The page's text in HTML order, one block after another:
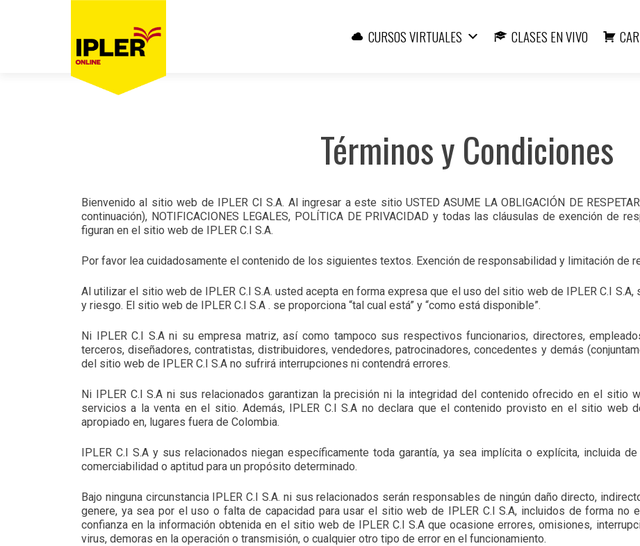
contenidoCURSOS VIRTUALES CLASES EN VIVO
Términos y Condiciones
Bienvenido al sitio web de IPLER CI S.A. Al ingresar a este sitio USTED ASUME LA OBLIGACIÓN DE
continuación), NOTIFICACIONES LEGALES, POLÍTICA DE PRIVACIDAD y todas las cláusulas de exención de
figuran en el sitio web de IPLER C.I S.A.
Por favor lea cuidadosamente el contenido de los siguientes textos. Exención de responsabilidad y limitación de
Al utilizar el sitio web de IPLER C.I S.A. usted acepta en forma expresa que el uso del sitio web de IPLER C.I
y riesgo. El sitio web de IPLER C.I S.A . se proporciona “tal cual está” y “como está disponible”.
Ni IPLER C.I S.A ni su empresa matriz, así como tampoco sus respectivos funcionarios, directores,
terceros, diseñadores, contratistas, distribuidores, vendedores, patrocinadores, concedentes y demás
del sitio web de IPLER C.I S.A no sufrirá interrupciones ni contendrá errores.
Ni IPLER C.I S.A ni sus relacionados garantizan la precisión ni la integridad del contenido ofrecido en el sitio
servicios a la venta en el sitio. Además, IPLER C.I S.A no declara que el contenido provisto en el sitio web
apropiado en, lugares fuera de Colombia.
IPLER C.I S.A y sus relacionados niegan específicamente toda garantía, ya sea implícita o explícita, incluida
comerciabilidad o aptitud para un propósito determinado.
Bajo ninguna circunstancia IPLER C.I S.A. ni sus relacionados serán responsables de ningún daño directo,
genere, ya sea por el uso o falta de capacidad para usar el sitio web de IPLER C.I S.A, incluidos de forma no
confianza en la información obtenida en el sitio web de IPLER C.I S.A que ocasione errores, omisiones,
virus, demoras en la operación o transmisión, o cualquier otro tipo de error en el funcionamiento.